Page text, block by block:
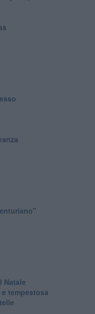
Natale
e tempestosa